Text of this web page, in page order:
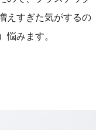
えすぎた気がするの
悩みます。